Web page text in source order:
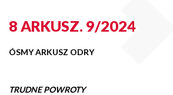
8 ARKUSZ. 9/2024
ÓSMY ARKUSZ ODRY
TRUDNE POWROTY